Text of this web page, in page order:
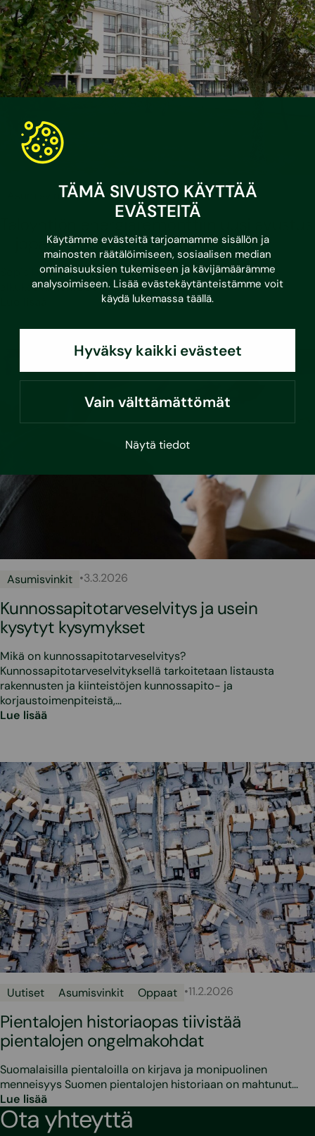
TÄMÄ SIVUSTO KÄYTTÄÄ
EVÄSTEITÄ
Käytämme evästeitä tarjoamamme sisällön ja
mainosten räätälöimiseen, sosiaalisen median
ominaisuuksien tukemiseen ja kävijämäärämme
analysoimiseen. Lisää evästekäytänteistämme voit
käydä lukemassa täällä.
Hyväksy kaikki evästeet
Vain välttämättömät
Näytä tiedot
Asumisvinkit •17.6.2026
Taloyhtiön energiaremonttiin uusi avustus
– jopa 4 000 euroa asuntoa kohden
Sopisiko avustus sinun taloyhtiöösi? Varaa maksuton
alkukeskustelu asiantuntijamme kanssa!
Asumisvinkit •3.3.2026
Kunnossapitotarveselvitys ja usein
kysytyt kysymykset
Mikä on kunnossapitotarveselvitys?
Kunnossapitotarveselvityksellä tarkoitetaan listausta
rakennusten ja kiinteistöjen kunnossapito- ja
korjaustoimenpiteistä,…
Lue lisää
Uutiset Asumisvinkit Oppaat •11.2.2026
Pientalojen historiaopas tiivistää
pientalojen ongelmakohdat
Suomalaisilla pientaloilla on kirjava ja monipuolinen
menneisyys Suomen pientalojen historiaan on mahtunut…
Lue lisää
Ota yhteyttä